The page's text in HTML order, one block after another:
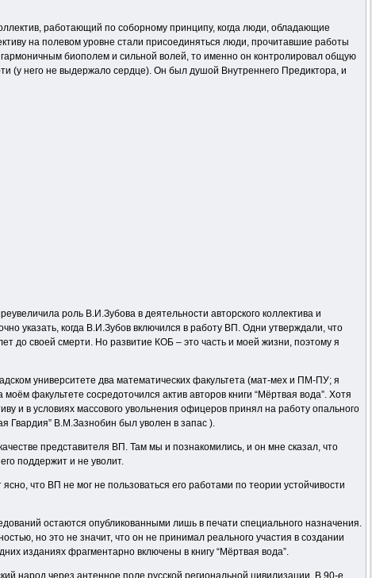
работающий по соборному принципу, когда люди, обладающие
на полевом уровне стали присоединяться люди, прочитавшие работы
биополем и сильной волей, то именно он контролировал общую
(у него не выдержало сердце). Он был душой Внутреннего Предиктора, и
роль В.И.Зубова в деятельности авторского коллектива и
указать, когда В.И.Зубов включился в работу ВП. Одни утверждали, что
до своей смерти. Но развитие КОБ – это часть и моей жизни, поэтому я
университете два математических факультета (мат-мех и ПМ-ПУ; я
факультете сосредоточился актив авторов книги “Мёртвая вода”. Хотя
и в условиях массового увольнения офицеров принял на работу опального
Гвардия” В.М.Зазнобин был уволен в запас ).
представителя ВП. Там мы и познакомились, и он мне сказал, что
поддержит и не уволит.
ясно, что ВП не мог не пользоваться его работами по теории устойчивости
остаются опубликованными лишь в печати специального назначения.
но это не значит, что он не принимал реального участия в создании
изданиях фрагментарно включены в книгу “Мёртвая вода”.